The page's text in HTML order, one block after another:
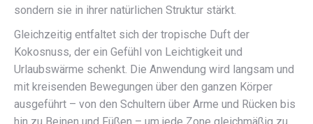
sondern sie in ihrer natürlichen Struktur stärkt.
Gleichzeitig entfaltet sich der tropische Duft der
Kokosnuss, der ein Gefühl von Leichtigkeit und
Urlaubswärme schenkt. Die Anwendung wird langsam und
mit kreisenden Bewegungen über den ganzen Körper
ausgeführt – von den Schultern über Arme und Rücken bis